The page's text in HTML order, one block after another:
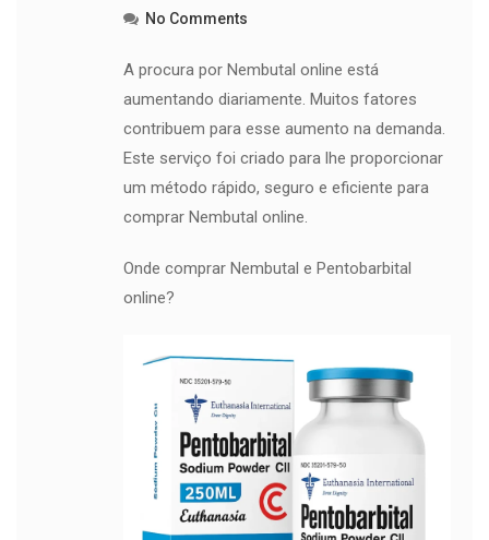
No Comments
A procura por Nembutal online está
aumentando diariamente. Muitos fatores
contribuem para esse aumento na demanda.
Este serviço foi criado para lhe proporcionar
um método rápido, seguro e eficiente para
comprar Nembutal online.
Onde comprar Nembutal e Pentobarbital
online?